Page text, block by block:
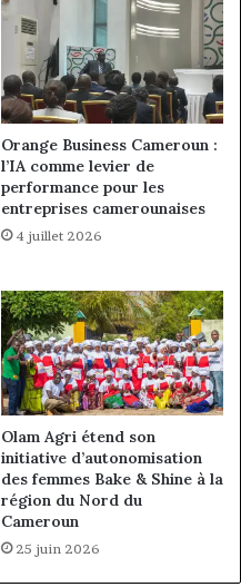
Orange Business Cameroun :
l’IA comme levier de
performance pour les
entreprises camerounaises
4 juillet 2026
Olam Agri étend son
initiative d’autonomisation
des femmes Bake & Shine à la
région du Nord du
Cameroun
25 juin 2026